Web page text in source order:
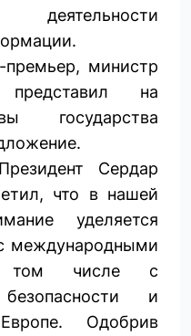
деятельности
министр
на
государства
Сердар
что в нашей
уделяется
международными
том числе с
и
Одоб­рив